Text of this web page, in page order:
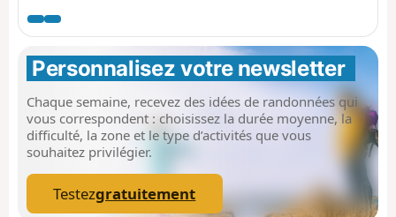
incendie survenu le 5 avril 2023 sur les hauteurs de
Saint-Guilhem-le-Désert et Saint-Jean-de-Fos, l’itinéraire
reste praticable mais le PR® des Fenestrettes est
impacté, ainsi que la voie d'Arles (GR®653). Merci de
vous informer auprès de l’Office de Tourisme Saint-
Guilhem – Vallée de l’Hérault sur la praticabilité de
l’itinéraire.
Personnalisez votre newsletter
Chaque semaine, recevez des idées de randonnées qui
vous correspondent : choisissez la durée moyenne, la
difficulté, la zone et le type d’activités que vous
souhaitez privilégier.
Testezgratuitement